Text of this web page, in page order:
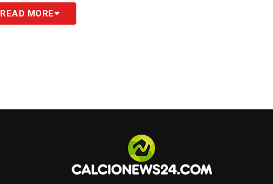
punta, ha fatto lievitare anche il suo valore.
READ MORE